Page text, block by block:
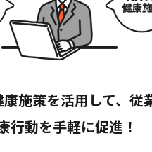
施策を活用して、従
行動を手軽に促進！